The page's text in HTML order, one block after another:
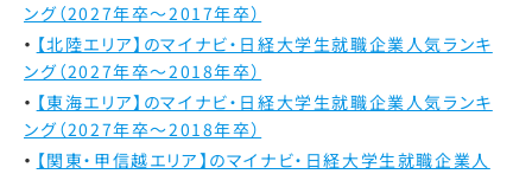
ング（2027年卒～2017年卒）
【北陸エリア】のマイナビ・日経大学生就職企業人気ランキ
ング（2027年卒～2018年卒）
【東海エリア】のマイナビ・日経大学生就職企業人気ランキ
ング（2027年卒～2018年卒）
【関東・甲信越エリア】のマイナビ・日経大学生就職企業人